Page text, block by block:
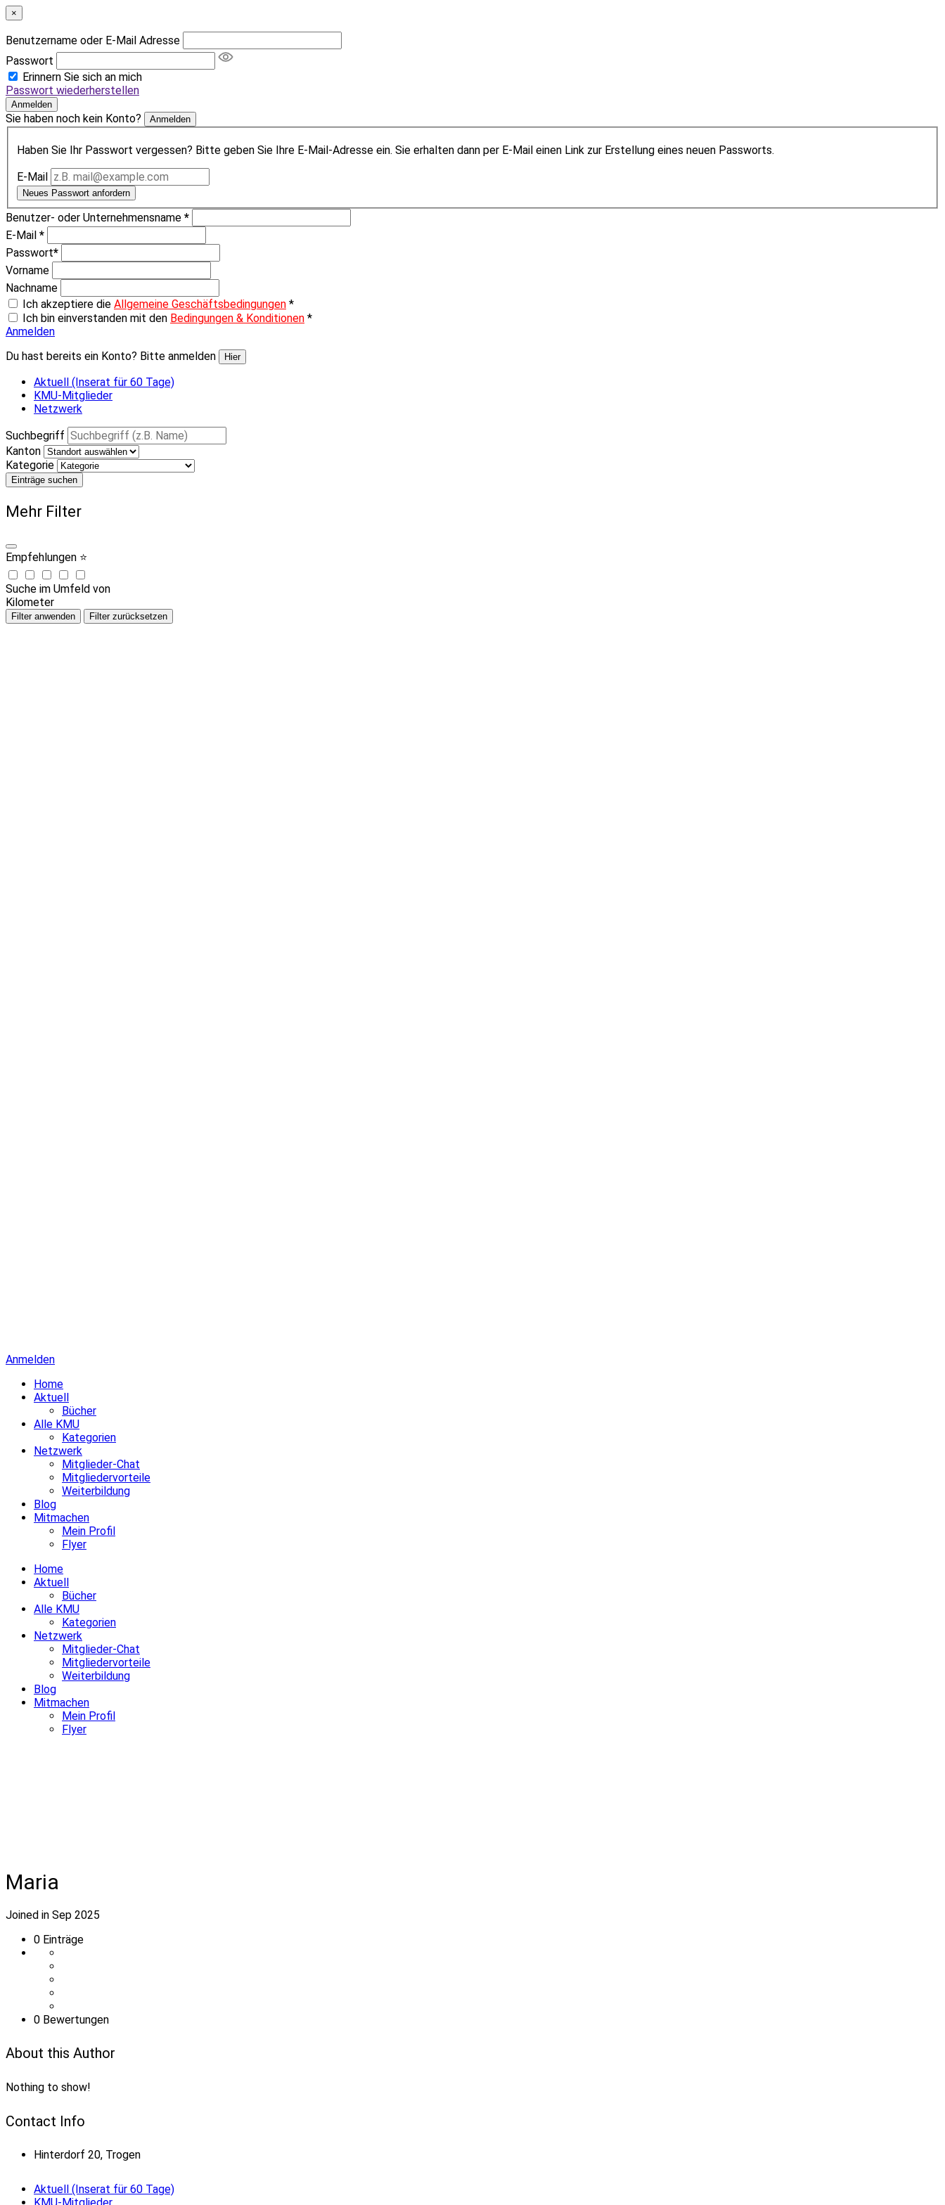
×
Benutzername oder E-Mail Adresse
Passwort
Erinnern Sie sich an mich
Passwort wiederherstellen
Anmelden
Sie haben noch kein Konto? Anmelden
Haben Sie Ihr Passwort vergessen? Bitte geben Sie Ihre E-Mail-Adresse ein. Sie erhalten dann per E-Mail einen Link zur Erstellung eines neuen Passworts.
E-Mail
Neues Passwort anfordern
Benutzer- oder Unternehmensname *
E-Mail *
Passwort*
Vorname
Nachname
Ich akzeptiere die Allgemeine Geschäftsbedingungen *
Ich bin einverstanden mit den Bedingungen & Konditionen *
Anmelden
Du hast bereits ein Konto? Bitte anmelden
Hier
Aktuell (Inserat für 60 Tage)
KMU-Mitglieder
Netzwerk
Suchbegriff
Kanton
Kategorie
Einträge suchen
Mehr Filter
Empfehlungen ⭐
Suche im Umfeld von
Kilometer
Filter anwenden Filter zurücksetzen
Anmelden
Home
Aktuell
Bücher
Alle KMU
Kategorien
Netzwerk
Mitglieder-Chat
Mitgliedervorteile
Weiterbildung
Blog
Mitmachen
Mein Profil
Flyer
Home
Aktuell
Bücher
Alle KMU
Kategorien
Netzwerk
Mitglieder-Chat
Mitgliedervorteile
Weiterbildung
Blog
Mitmachen
Mein Profil
Flyer
Maria
Joined in Sep 2025
0 Einträge
0 Bewertungen
About this Author
Nothing to show!
Contact Info
Hinterdorf 20, Trogen
Aktuell (Inserat für 60 Tage)